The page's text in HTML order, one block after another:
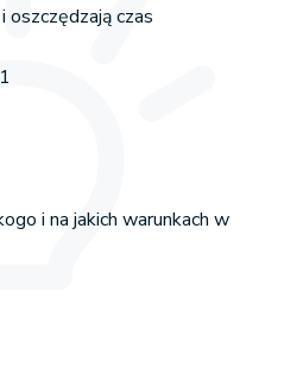
oszczędzają czas
i na jakich warunkach w